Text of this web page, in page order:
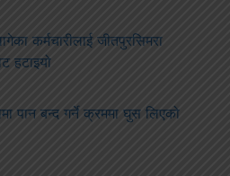
कर्मचारीलाई जीतपुरसिमरा
हटाइयो
पान बन्द गर्ने क्रममा घुस लिएको